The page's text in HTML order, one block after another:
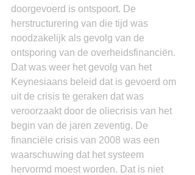
doorgevoerd is ontspoort. De
herstructurering van die tijd was
noodzakelijk als gevolg van de
ontsporing van de overheidsfinanciën.
Dat was weer het gevolg van het
Keynesiaans beleid dat is gevoerd om
uit de crisis te geraken dat was
veroorzaakt door de oliecrisis van het
begin van de jaren zeventig. De
financiële crisis van 2008 was een
waarschuwing dat het systeem
hervormd moest worden. Dat is niet